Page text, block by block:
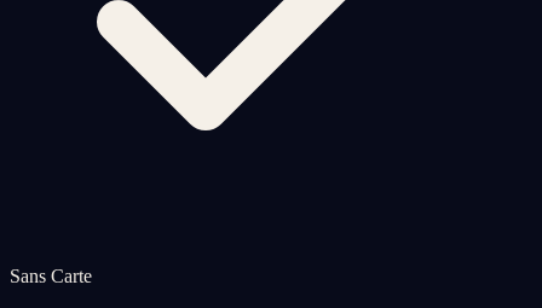
Sans Carte